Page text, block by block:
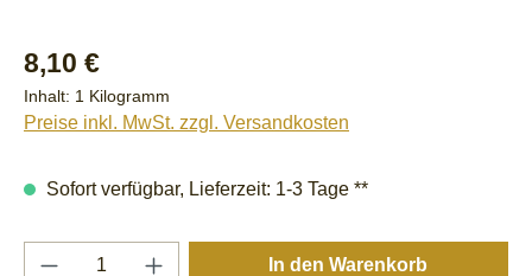
Regulärer Preis:
8,10 €
Inhalt: 1 Kilogramm
Preise inkl. MwSt. zzgl. Versandkosten
Sofort verfügbar, Lieferzeit: 1-3 Tage **
Produkt Anzahl: Gib den gewünschten
In den Warenkorb